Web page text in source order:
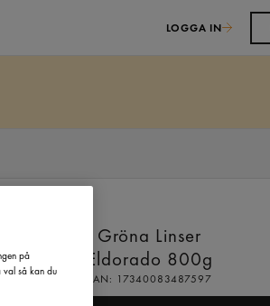
LOGGA IN
Gröna Linser
Eldorado 800g
EAN: 17340083487597
på
val så kan du